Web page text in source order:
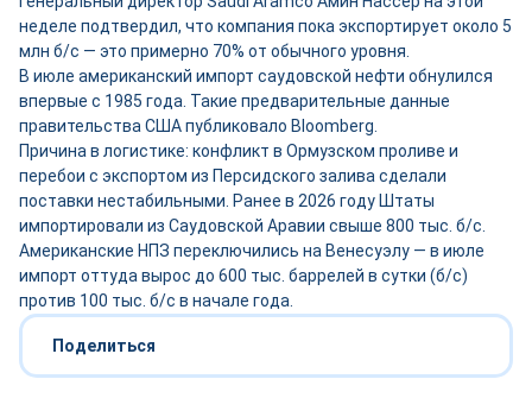
неделе подтвердил, что компания пока экспортирует около 5
млн б/с — это примерно 70% от обычного уровня.
В июле американский импорт саудовской нефти обнулился
впервые с 1985 года. Такие предварительные данные
правительства США публиковало Bloomberg.
Причина в логистике: конфликт в Ормузском проливе и
перебои с экспортом из Персидского залива сделали
поставки нестабильными. Ранее в 2026 году Штаты
импортировали из Саудовской Аравии свыше 800 тыс. б/с.
Американские НПЗ переключились на Венесуэлу — в июле
импорт оттуда вырос до 600 тыс. баррелей в сутки (б/с)
против 100 тыс. б/с в начале года.
Поделиться